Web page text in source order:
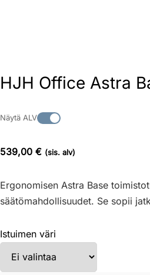
HJH Office Astra
Näytä ALV
539,00 € (sis. alv)
Ergonomisen Astra Base
säätömahdollisuudet. Se sopii
Istuimen väri